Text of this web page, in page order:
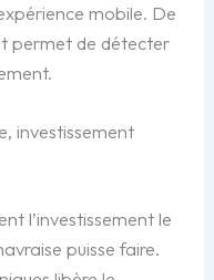
mobile. De
permet de détecter
investissement
l’investissement le
puisse faire.